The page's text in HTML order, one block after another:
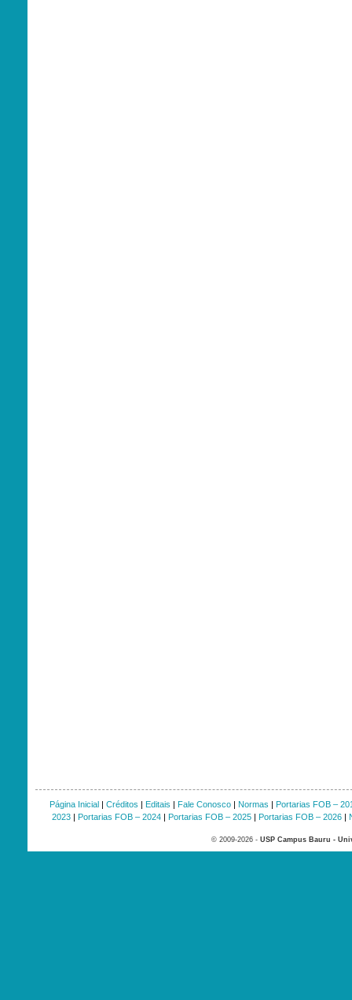
Página Inicial| Créditos | Editais | Fale Conosco| Normas | Portarias FOB –
2023| Portarias FOB – 2024| Portarias FOB – 2025| Portarias FOB – 2026|
© 2009-2026 - USP Campus Bauru -